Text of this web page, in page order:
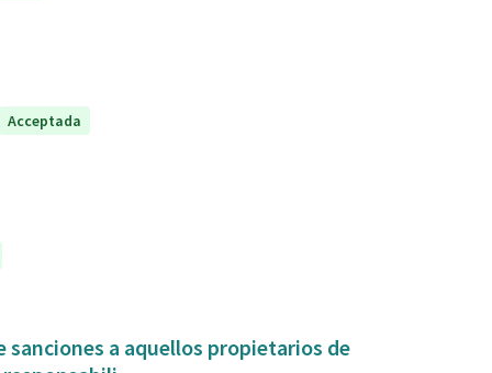
Acceptada
sanciones a aquellos propietarios de